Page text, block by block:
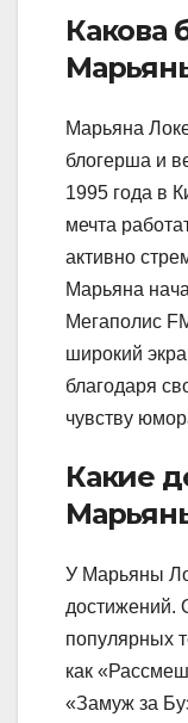
Какова
Марьяна
блогерша и
1995 года в
мечта
активно
Марьяна
Мегаполис
широкий
благодаря
чувству
Какие
У Марьяны
достижений.
популярных
как
«Замуж за